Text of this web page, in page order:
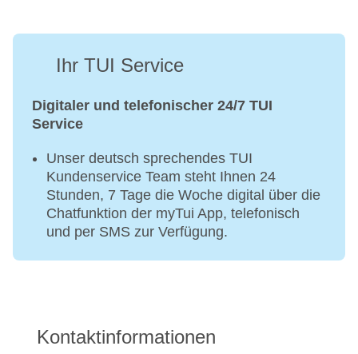
Ihr TUI Service
Digitaler und telefonischer 24/7 TUI
Service
Unser deutsch sprechendes TUI
Kundenservice Team steht Ihnen 24
Stunden, 7 Tage die Woche digital über die
Chatfunktion der myTui App, telefonisch
und per SMS zur Verfügung.
Kontaktinformationen